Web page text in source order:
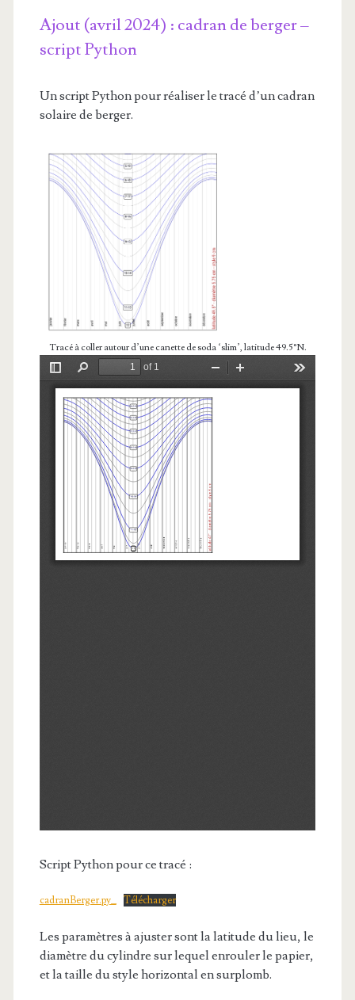
Ajout (avril 2024) : cadran de berger –
script Python
Un script Python pour réaliser le tracé d’un cadran
solaire de berger.
Tracé à coller autour d’une canette de soda ‘slim’, latitude 49.5°N.
Script Python pour ce tracé :
cadranBerger.py_ Télécharger
Les paramètres à ajuster sont la latitude du lieu, le
diamètre du cylindre sur lequel enrouler le papier,
et la taille du style horizontal en surplomb.